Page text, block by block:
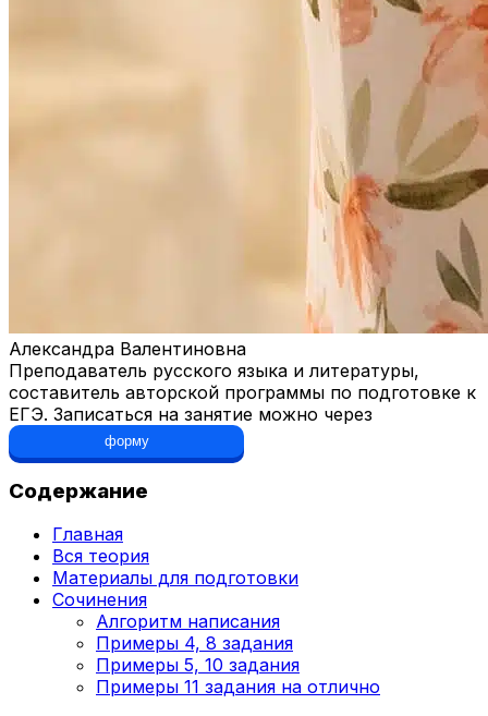
Александра Валентиновна
Преподаватель русского языка и литературы,
составитель авторской программы по подготовке к
ЕГЭ. Записаться на занятие можно через
форму
Содержание
Главная
Вся теория
Материалы для подготовки
Сочинения
Алгоритм написания
Примеры 4, 8 задания
Примеры 5, 10 задания
Примеры 11 задания на отлично